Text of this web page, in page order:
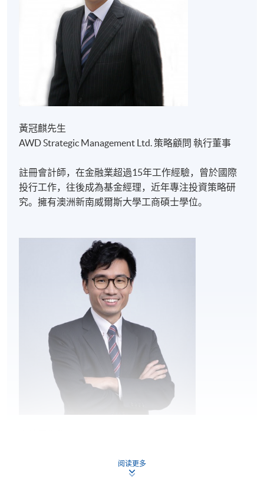
每單元30至40小時
每節3至4小時
港大保良何鴻燊社區書院
黃冠麒先生
AWD Strategic Management Ltd. 策略顧問 執行董事
註冊會計師，在金融業超過15年工作經驗，曾於國際
投行工作，往後成為基金經理，近年專注投資策略研
究。擁有澳洲新南威爾斯大學工商碩士學位。
註冊會計師，特許金融分析師，在金融業超過15年工
阅读更多